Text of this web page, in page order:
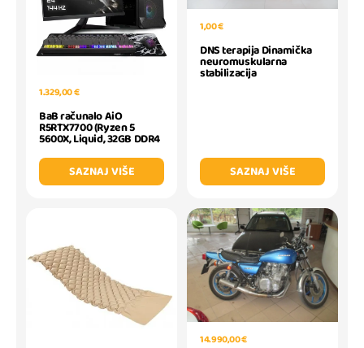
1.329,00 €
BaB računalo AiO
R5RTX7700 (Ryzen 5
5600X, Liquid, 32GB DDR4
SAZNAJ VIŠE
1,00 €
DNS terapija Dinamička
neuromuskularna
stabilizacija
SAZNAJ VIŠE
14.990,00 €